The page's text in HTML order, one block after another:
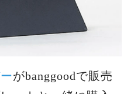
がbanggoodで販売